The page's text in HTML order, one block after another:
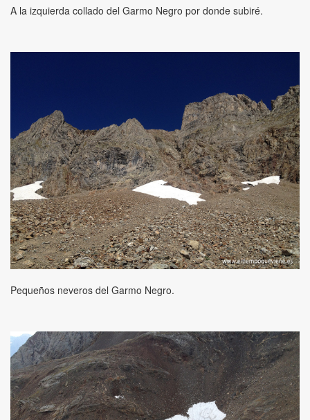
A la izquierda collado del Garmo Negro por donde subiré.
Pequeños neveros del Garmo Negro.